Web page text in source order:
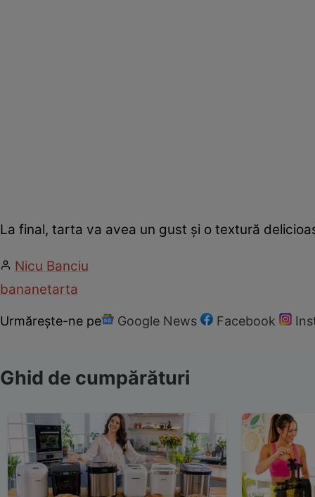
La final, tarta va avea un gust și o textură
Nicu Banciu
bananetarta
Urmărește-ne pe Google News Facebook
Ghid de cumpărături